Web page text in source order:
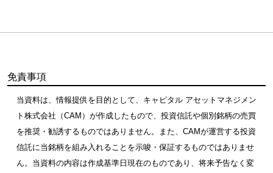
免責事項
当資料は、情報提供を目的として、キャピタル アセットマネジメン
ト株式会社（CAM）が作成したもので、投資信託や個別銘柄の売買
を推奨・勧誘するものではありません。また、CAMが運営する投資
信託に当銘柄を組み入れることを示唆・保証するものではありませ
ん。当資料の内容は作成基準日現在のものであり、将来予告なく変